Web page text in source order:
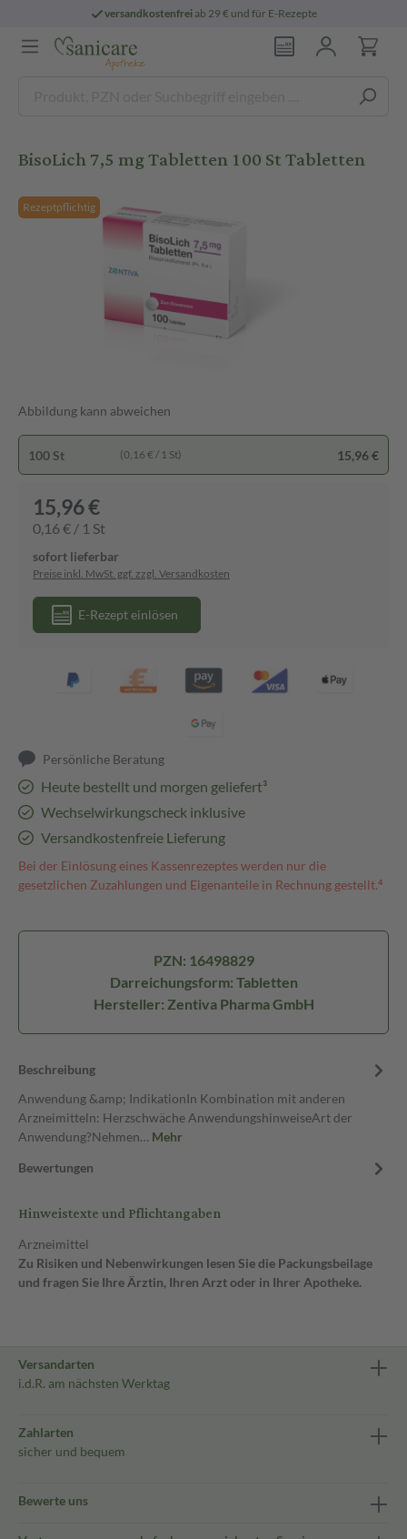
versandkostenfreiab 29 € und für E-Rezepte
BisoLich 7,5 mg Tabletten 100 St Tabletten
Rezeptpflichtig
Abbildung kann abweichen
100 St (0,16 € / 1 St) 15,96 €
15,96 €
0,16 € / 1 St
sofort lieferbar
Preise inkl. MwSt. ggf. zzgl. Versandkosten
E-Rezept einlösen
Persönliche Beratung
Heute bestellt und morgen geliefert³
Wechselwirkungscheck inklusive
Versandkostenfreie Lieferung
Bei der Einlösung eines Kassenrezeptes werden nur die
gesetzlichen Zuzahlungen und Eigenanteile in Rechnung gestellt.⁴
PZN: 16498829
Darreichungsform: Tabletten
Hersteller: Zentiva Pharma GmbH
Beschreibung
Anwendung &amp; IndikationIn Kombination mit anderen
Arzneimitteln: Herzschwäche AnwendungshinweiseArt der
Anwendung?Nehmen… Mehr
Bewertungen
Hinweistexte und Pflichtangaben
Arzneimittel
Zu Risiken und Nebenwirkungen lesen Sie die Packungsbeilage
und fragen Sie Ihre Ärztin, Ihren Arzt oder in Ihrer Apotheke.
Versandarten
i.d.R. am nächsten Werktag
Zahlarten
sicher und bequem
Bewerte uns